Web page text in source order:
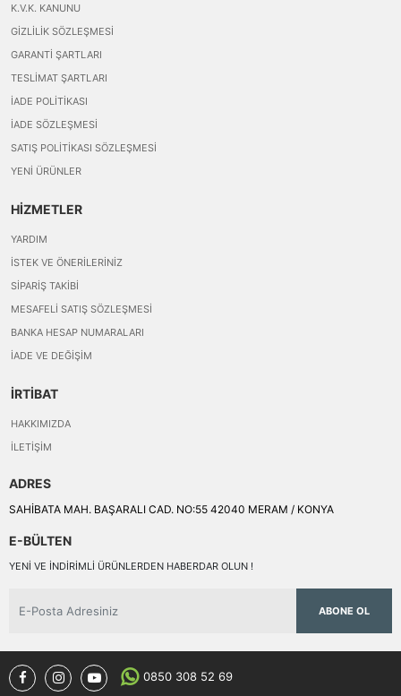
K.V.K. KANUNU
GIZLILIK SÖZLEŞMESI
GARANTI ŞARTLARI
TESLIMAT ŞARTLARI
İADE POLITIKASI
İADE SÖZLEŞMESI
SATIŞ POLITIKASI SÖZLEŞMESI
YENI ÜRÜNLER
HİZMETLER
YARDIM
İSTEK VE ÖNERILERINIZ
SIPARIŞ TAKIBI
MESAFELI SATIŞ SÖZLEŞMESI
BANKA HESAP NUMARALARI
İADE VE DEĞIŞIM
İRTİBAT
HAKKIMIZDA
İLETIŞIM
ADRES
SAHİBATA MAH. BAŞARALI CAD. NO:55 42040 MERAM / KONYA
E-BÜLTEN
YENI VE INDIRIMLI ÜRÜNLERDEN HABERDAR OLUN !
ABONE OL
0850 308 52 69